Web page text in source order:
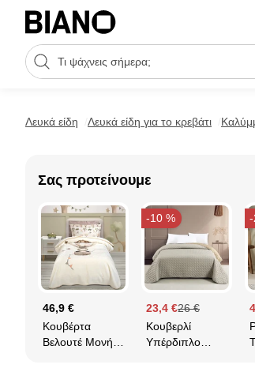
Μετάβαση στο περιεχόμενο
Πεδίο αναζήτησης
Λευκά είδη Λευκά είδη για το κρεβάτι
Σας προτείνουμε
46,9 €
Κουβέρτα
Βελουτέ Μονή
-10 %
23,4 €26 €
Κουβερλί
Υπέρδιπλο